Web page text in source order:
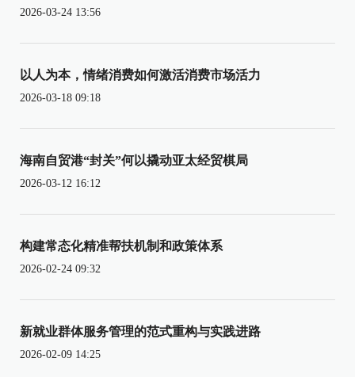
2026-03-24 13:56
以人为本，情绪消费如何激活消费市场活力
2026-03-18 09:18
海南自贸港“封关”何以撬动亚太经贸棋局
2026-03-12 16:12
构建常态化精准帮扶机制和政策体系
2026-02-24 09:32
新就业群体服务管理的范式重构与实践进路
2026-02-09 14:25